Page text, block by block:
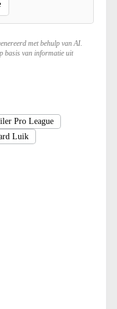
met behulp van AI.
basis van informatie uit
Pro League
Luik